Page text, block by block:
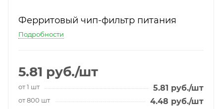
Ферритовый чип-фильтр питания
Подробности
5.81 руб./шт
от 1 шт 5.81 руб./шт
от 800 шт 4.48 руб./шт